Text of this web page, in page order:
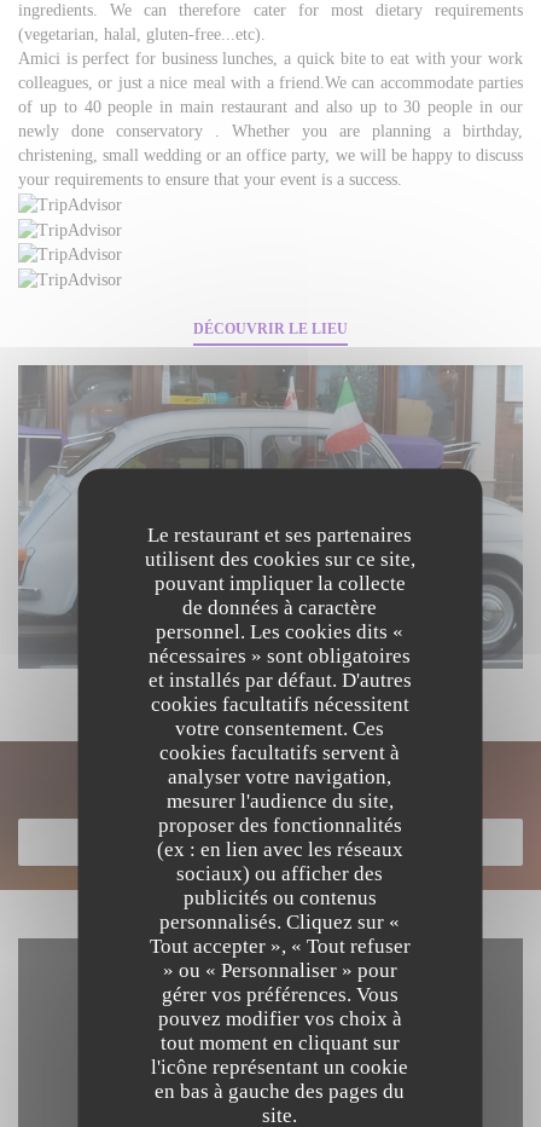
Le restaurant et ses partenaires
utilisent des cookies sur ce site,
pouvant impliquer la collecte
de données à caractère
personnel. Les cookies dits «
nécessaires » sont obligatoires
et installés par défaut. D'autres
cookies facultatifs nécessitent
votre consentement. Ces
cookies facultatifs servent à
analyser votre navigation,
mesurer l'audience du site,
proposer des fonctionnalités
(ex : en lien avec les réseaux
sociaux) ou afficher des
publicités ou contenus
personnalisés. Cliquez sur «
Tout accepter », « Tout refuser
» ou « Personnaliser » pour
gérer vos préférences. Vous
pouvez modifier vos choix à
tout moment en cliquant sur
l'icône représentant un cookie
en bas à gauche des pages du
site.
ingredients. We can therefore cater for most dietary requirements
(vegetarian, halal, gluten-free...etc).
Amici is perfect for business lunches, a quick bite to eat with your work
colleagues, or just a nice meal with a friend.We can accommodate parties
of up to 40 people in main restaurant and also up to 30 people in our
newly done conservatory . Whether you are planning a birthday,
christening, small wedding or an office party, we will be happy to discuss
your requirements to ensure that your event is a success.
DÉCOUVRIR LE LIEU
Découvrir notre carte
DÉCOUVRIR NOTRE CARTE